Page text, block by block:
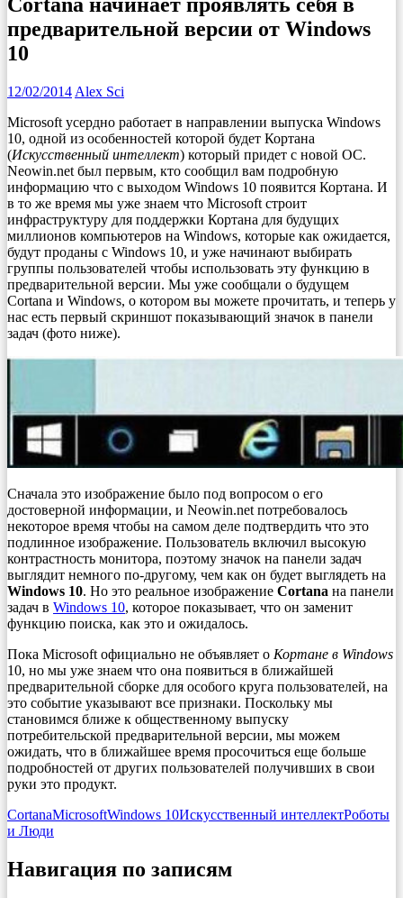
предварительной версии от Windows
10
12/02/2014 Alex Sci
Microsoft усердно работает в направлении выпуска Windows
10, одной из особенностей которой будет Кортана
(Искусственный интеллект) который придет с новой ОС.
Neowin.net был первым, кто сообщил вам подробную
информацию что с выходом Windows 10 появится Кортана. И
в то же время мы уже знаем что Microsoft строит
инфраструктуру для поддержки Кортана для будущих
миллионов компьютеров на Windows, которые как ожидается,
будут проданы с Windows 10, и уже начинают выбирать
группы пользователей чтобы использовать эту функцию в
предварительной версии. Мы уже сообщали о будущем
Cortana и Windows, о котором вы можете прочитать, и теперь у
нас есть первый скриншот показывающий значок в панели
задач (фото ниже).
Сначала это изображение было под вопросом о его
достоверной информации, и Neowin.net потребовалось
некоторое время чтобы на самом деле подтвердить что это
подлинное изображение. Пользователь включил высокую
контрастность монитора, поэтому значок на панели задач
выглядит немного по-другому, чем как он будет выглядеть на
Windows 10. Но это реальное изображение Cortana на панели
задач в Windows 10, которое показывает, что он заменит
функцию поиска, как это и ожидалось.
Пока Microsoft официально не объявляет о Кортане в Windows
10, но мы уже знаем что она появиться в ближайшей
предварительной сборке для особого круга пользователей, на
это событие указывают все признаки. Поскольку мы
становимся ближе к общественному выпуску
потребительской предварительной версии, мы можем
ожидать, что в ближайшее время просочиться еще больше
подробностей от других пользователей получивших в свои
руки это продукт.
CortanaMicrosoftWindows 10Искусственный интеллектРоботы
и Люди
Навигация по записям